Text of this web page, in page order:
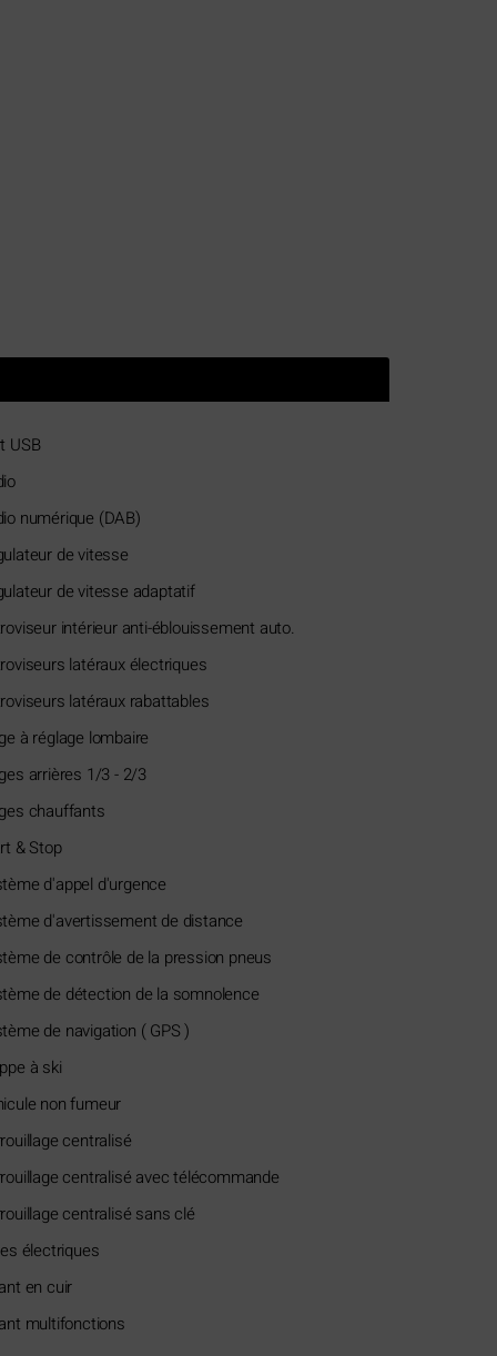
USB
numérique (DAB)
de vitesse
de vitesse adaptatif
intérieur anti-éblouissement auto.
latéraux électriques
latéraux rabattables
à réglage lombaire
arrières 1/3 - 2/3
chauffants
& Stop
d'appel d'urgence
d'avertissement de distance
de contrôle de la pression pneus
de détection de la somnolence
de navigation ( GPS )
à ski
non fumeur
centralisé
centralisé avec télécommande
centralisé sans clé
électriques
en cuir
multifonctions